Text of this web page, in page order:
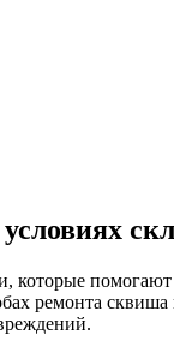
помогают
ремонта